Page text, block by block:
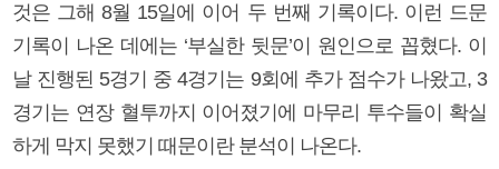
것은 그해 8월 15일에 이어 두 번째 기록이다. 이런 드문
기록이 나온 데에는 ‘부실한 뒷문’이 원인으로 꼽혔다. 이
날 진행된 5경기 중 4경기는 9회에 추가 점수가 나왔고, 3
경기는 연장 혈투까지 이어졌기에 마무리 투수들이 확실
하게 막지 못했기 때문이란 분석이 나온다.